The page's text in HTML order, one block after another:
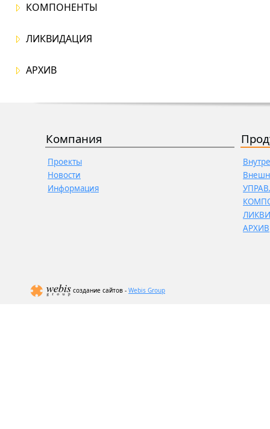
КОМПОНЕНТЫ
ЛИКВИДАЦИЯ
АРХИВ
Компания
Проекты
Новости
Информация
АРХИВ
создание сайтов - Webis Group